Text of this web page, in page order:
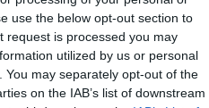
use the below opt-out section to
request is processed you may
utilized by us or personal
may separately opt-out of the
on the IAB’s list of downstream